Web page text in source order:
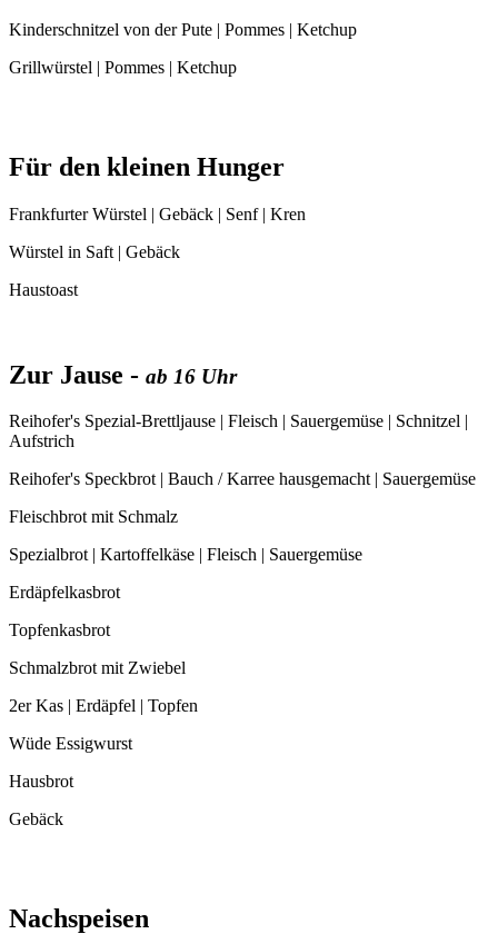
Kinderschnitzel von der Pute | Pommes | Ketchup
Grillwürstel | Pommes | Ketchup
Für den kleinen Hunger
Frankfurter Würstel | Gebäck | Senf | Kren
Würstel in Saft | Gebäck
Haustoast
Zur Jause - ab 16 Uhr
Reihofer's Spezial-Brettljause | Fleisch | Sauergemüse | Schnitzel |
Aufstrich
Reihofer's Speckbrot | Bauch / Karree hausgemacht | Sauergemüse
Fleischbrot mit Schmalz
Spezialbrot | Kartoffelkäse | Fleisch | Sauergemüse
Erdäpfelkasbrot
Topfenkasbrot
Schmalzbrot mit Zwiebel
2er Kas | Erdäpfel | Topfen
Wüde Essigwurst
Hausbrot
Gebäck
Nachspeisen